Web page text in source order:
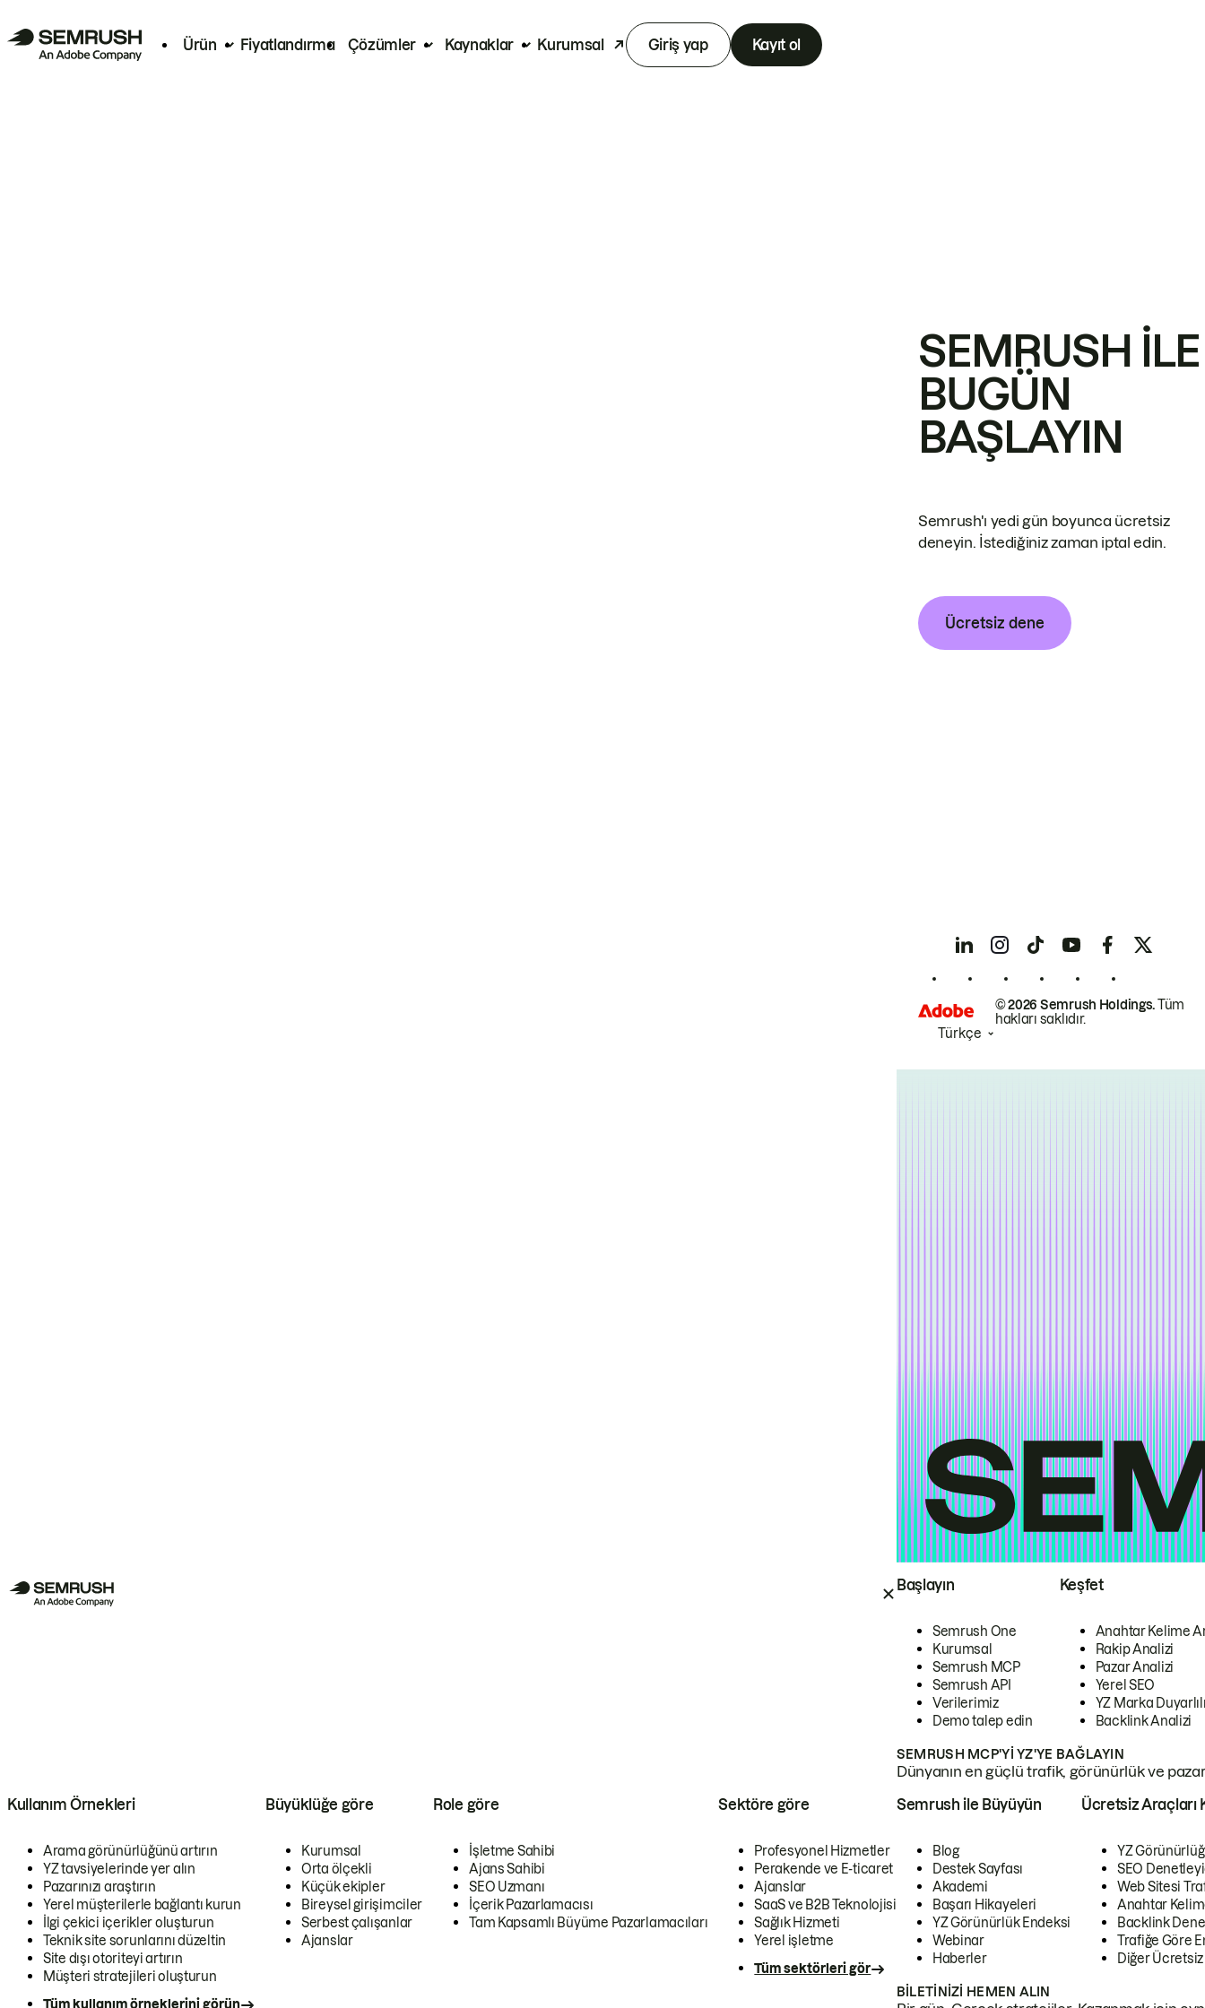
Ürün Fiyatlandırma Çözümler Kaynaklar Kurumsal Giriş yap Kayıt ol
Başlayın
Semrush One
Kurumsal
Semrush MCP
Semrush API
Verilerimiz
Demo talep edin
Keşfet
Anahtar Kelime
Rakip Analizi
Pazar Analizi
Yerel SEO
YZ Marka
Backlink Analizi
SEMRUSH MCP'YI YZ'YE BAĞLAYIN
Dünyanın en güçlü trafik, görünürlük ve
Kullanım Örnekleri
Arama görünürlüğünü artırın
YZ tavsiyelerinde yer alın
Pazarınızı araştırın
Yerel müşterilerle bağlantı kurun
İlgi çekici içerikler oluşturun
Teknik site sorunlarını düzeltin
Site dışı otoriteyi artırın
Müşteri stratejileri oluşturun
Tüm kullanım örneklerini görün
Büyüklüğe göre
Kurumsal
Orta ölçekli
Küçük ekipler
Bireysel girişimciler
Serbest çalışanlar
Ajanslar
Role göre
İşletme Sahibi
Ajans Sahibi
SEO Uzmanı
İçerik Pazarlamacısı
Tam Kapsamlı Büyüme Pazarlamacıları
Sektöre göre
Profesyonel Hizmetler
Perakende ve E-ticaret
Ajanslar
SaaS ve B2B Teknolojisi
Sağlık Hizmeti
Yerel işletme
Tüm sektörleri gör
Semrush ile Büyüyün
Blog
Destek Sayfası
Akademi
Başarı Hikayeleri
YZ Görünürlük Endeksi
Webinar
Haberler
Ücretsiz Araçları
YZ
SEO
Web Sitesi
Anahtar
Backlink
Trafiğe Göre
Diğer
BILETINIZI HEMEN ALIN
SEMRUSH ILE
BUGÜN
BAŞLAYIN
Semrush'ı yedi gün boyunca ücretsiz
deneyin. İstediğiniz zaman iptal edin.
Ücretsiz dene
© 2026 Semrush Holdings.Tüm
hakları saklıdır.
Türkçe